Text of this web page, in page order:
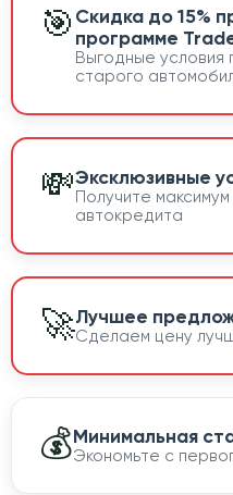
🎯 Скидка до 15%
программе
Выгодные
старого
💸Эксклюзивные
Получите
автокредита
🚀Лучшее
Сделаем цену
💰Минимальная
Экономьте с